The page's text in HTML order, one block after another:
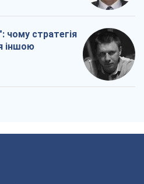
чому стратегія
іншою